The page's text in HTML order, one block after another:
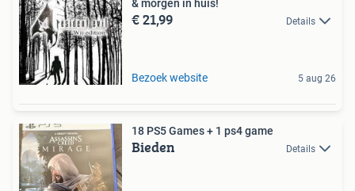
& morgen in huis!
€ 21,99 Details
Bezoek website 5 aug 26
18 PS5 Games + 1 ps4 game
Bieden Details